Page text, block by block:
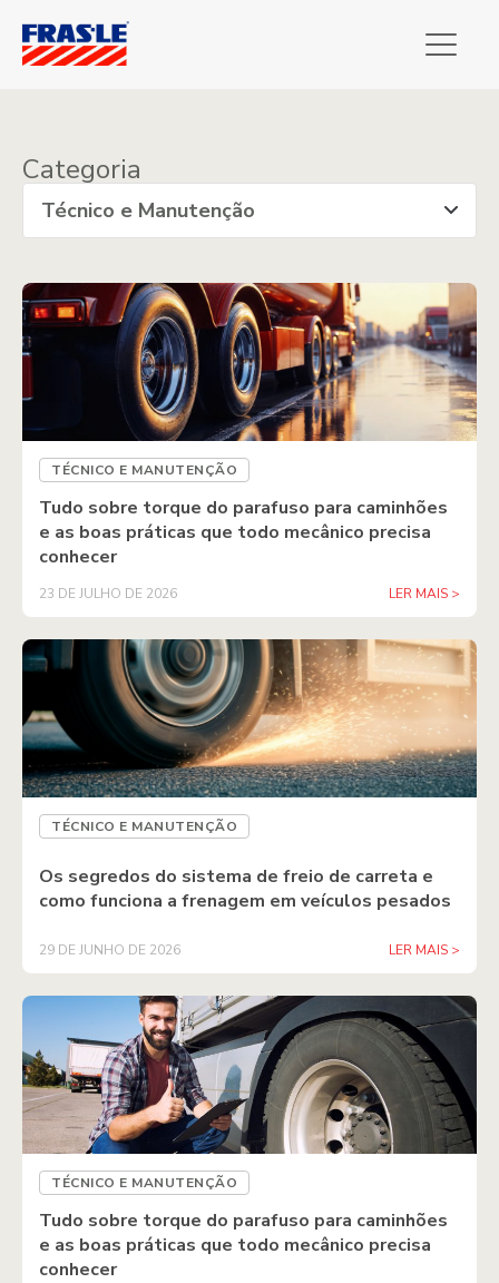
Categoria
TÉCNICO E MANUTENÇÃO
Tudo sobre torque do parafuso para caminhões
e as boas práticas que todo mecânico precisa
conhecer
23 DE JULHO DE 2026 LER MAIS >
TÉCNICO E MANUTENÇÃO
Os segredos do sistema de freio de carreta e
como funciona a frenagem em veículos pesados
29 DE JUNHO DE 2026 LER MAIS >
TÉCNICO E MANUTENÇÃO
Tudo sobre torque do parafuso para caminhões
e as boas práticas que todo mecânico precisa
conhecer